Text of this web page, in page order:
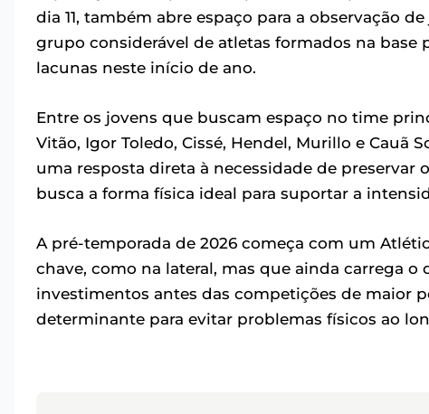
dia 11, também abre espaço para a observação
grupo considerável de atletas formados na
lacunas neste início de ano.
Entre os jovens que buscam espaço no time
Vitão, Igor Toledo, Cissé, Hendel, Murillo e Cauã
uma resposta direta à necessidade de preservar
busca a forma física ideal para suportar a
A pré-temporada de 2026 começa com um
chave, como na lateral, mas que ainda carrega
investimentos antes das competições de maior
determinante para evitar problemas físicos ao